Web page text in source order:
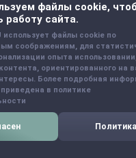
файлы cookie,
работу сайта.
использует файлы cookie по
соображениям, для
опыта
ориентированного на
Более подробная
в политике
Политика